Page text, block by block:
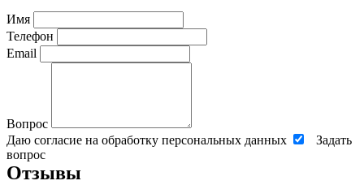
Имя
Телефон
Email
Вопрос
Даю согласие на обработку персональных данных
Задать
вопрос
Отзывы